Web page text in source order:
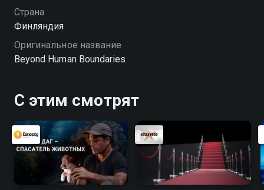
человеческих возможностей вы можете
совершенно бесплатно в хорошем HD качестве на
Смотрёшке
Страна
Финляндия
Оригинальное название
Beyond Human Boundaries
С этим смотрят